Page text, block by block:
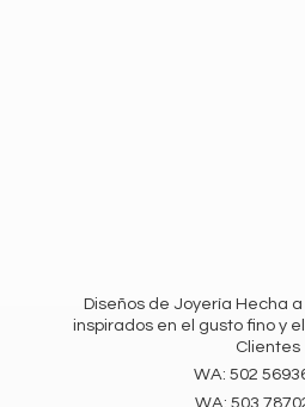
Diseños de Joyería Hecha a
inspirados en el gusto fino y
Clientes
WA: 502
WA:503